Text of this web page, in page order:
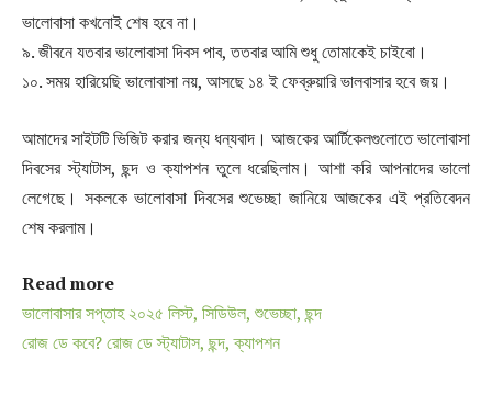
ভালোবাসা কখনোই শেষ হবে না।
৯. জীবনে যতবার ভালোবাসা দিবস পাব, ততবার আমি শুধু তোমাকেই চাইবো।
১০. সময় হারিয়েছি ভালোবাসা নয়, আসছে ১৪ ই ফেব্রুয়ারি ভালবাসার হবে জয়।
আমাদের সাইটটি ভিজিট করার জন্য ধন্যবাদ। আজকের আর্টিকেলগুলোতে ভালোবাসা
দিবসের স্ট্যাটাস, ছন্দ ও ক্যাপশন তুলে ধরেছিলাম। আশা করি আপনাদের ভালো
লেগেছে। সকলকে ভালোবাসা দিবসের শুভেচ্ছা জানিয়ে আজকের এই প্রতিবেদন
শেষ করলাম।
Read more
ভালোবাসার সপ্তাহ ২০২৫ লিস্ট, সিডিউল, শুভেচ্ছা, ছন্দ
রোজ ডে কবে? রোজ ডে স্ট্যাটাস, ছন্দ, ক্যাপশন